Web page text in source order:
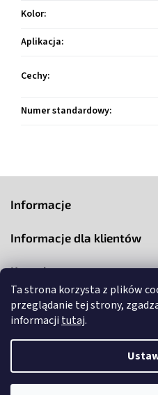
Ta strona korzysta z plików
przeglądanie tej strony,
informacji tutaj.
Kolor:
Aplikacja:
Cechy:
Numer standardowy:
Informacje
Informacje dla klientów
Kontakt
ustawienia